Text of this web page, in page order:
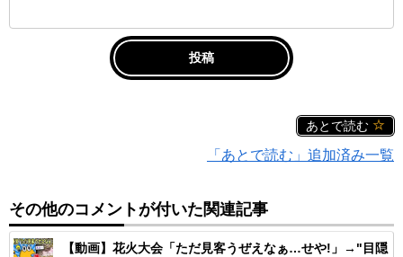
あとで読む
「あとで読む」追加済み一覧
その他のコメントが付いた関連記事
【動画】花火大会「ただ見客うぜえなぁ…せや!」→"目隠